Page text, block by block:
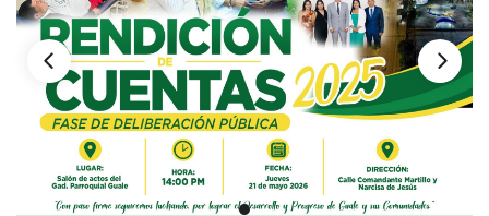
Procesos de contratación
Ejecución Presupuestaria
Obras y proyectos